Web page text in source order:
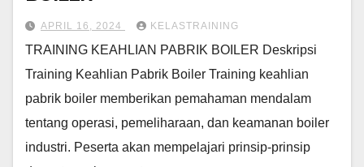
APRIL 16, 2024 KELASTRAINING
TRAINING KEAHLIAN PABRIK BOILER Deskripsi
Training Keahlian Pabrik Boiler Training keahlian
pabrik boiler memberikan pemahaman mendalam
tentang operasi, pemeliharaan, dan keamanan boiler
industri. Peserta akan mempelajari prinsip-prinsip